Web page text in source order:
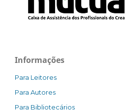
Informações
Para Leitores
Para Autores
Para Bibliotecários